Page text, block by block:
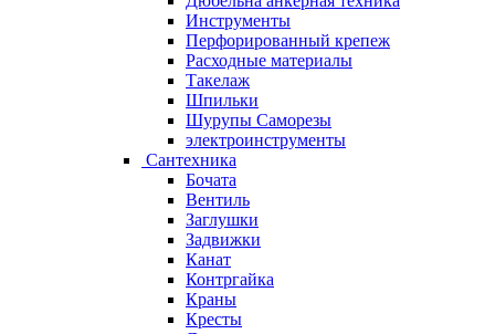
Инструменты
Перфорированный крепеж
Расходные материалы
Такелаж
Шпильки
Шурупы Саморезы
электроинструменты
Сантехника
Бочата
Вентиль
Заглушки
Задвижки
Канат
Контргайка
Краны
Кресты